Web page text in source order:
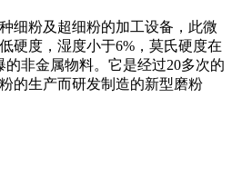
细粉及超细粉的加工设备，此微
硬度，湿度小于6%，莫氏硬度在
的非金属物料。它是经过20多次的
的生产而研发制造的新型磨粉